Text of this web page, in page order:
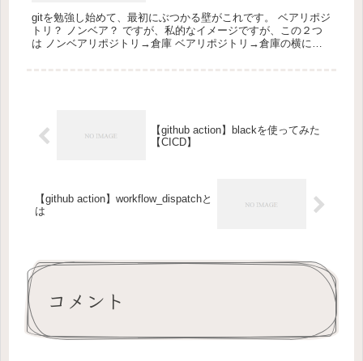
gitを勉強し始めて、最初にぶつかる壁がこれです。 ベアリポジ
トリ？ ノンベア？ ですが、私的なイメージですが、この２つ
は ノンベアリポジトリ→倉庫 ベアリポジトリ→倉庫の横にあ
【github action】blackを使ってみた
【CICD】
【github action】workflow_dispatchと
は
コメント